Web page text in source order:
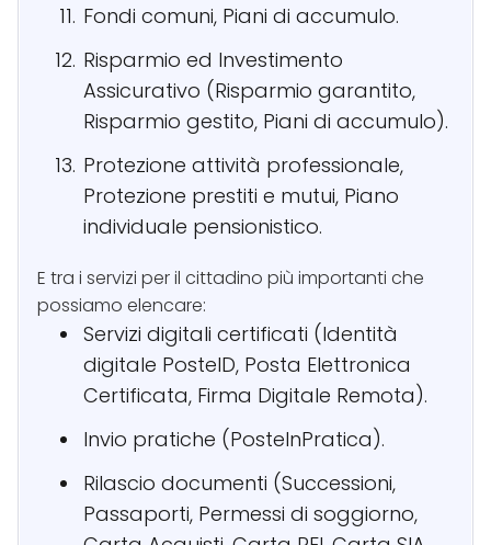
Fondi comuni, Piani di accumulo.
Risparmio ed Investimento
Assicurativo (Risparmio garantito,
Risparmio gestito, Piani di accumulo).
Protezione attività professionale,
Protezione prestiti e mutui, Piano
individuale pensionistico.
E tra i servizi per il cittadino più importanti che
possiamo elencare:
Servizi digitali certificati (Identità
digitale PosteID, Posta Elettronica
Certificata, Firma Digitale Remota).
Invio pratiche (PosteInPratica).
Rilascio documenti (Successioni,
Passaporti, Permessi di soggiorno,